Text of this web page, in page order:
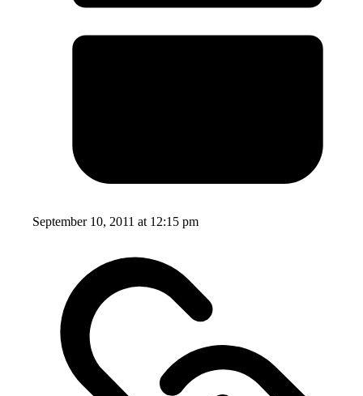
September 10, 2011 at 12:15 pm